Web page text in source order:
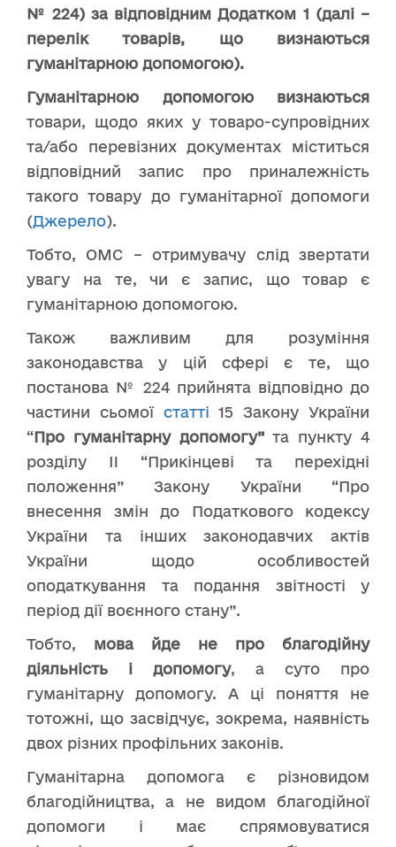
№ 224) за відповідним Додатком 1 (далі –
перелік товарів, що визнаються
гуманітарною допомогою).
Гуманітарною допомогою визнаються
товари, щодо яких у товаро-супровідних
та/або перевізних документах міститься
відповідний запис про приналежність
такого товару до гуманітарної допомоги
(Джерело).
Тобто, ОМС – отримувачу слід звертати
увагу на те, чи є запис, що товар є
гуманітарною допомогою.
Також важливим для розуміння
законодавства у цій сфері є те, що
постанова № 224 прийнята відповідно до
частини сьомоїстатті 15 Закону України
“Про гуманітарну допомогу”та пункту 4
розділу II “Прикінцеві та перехідні
положення” Закону України “Про
внесення змін до Податкового кодексу
України та інших законодавчих актів
України щодо особливостей
оподаткування та подання звітності у
період дії воєнного стану”.
Тобто, мова йде не про благодійну
діяльність і допомогу, а суто про
гуманітарну допомогу. А ці поняття не
тотожні, що засвідчує, зокрема, наявність
двох різних профільних законів.
Гуманітарна допомога є різновидом
благодійництва, а не видом благодійної
допомоги і має спрямовуватися